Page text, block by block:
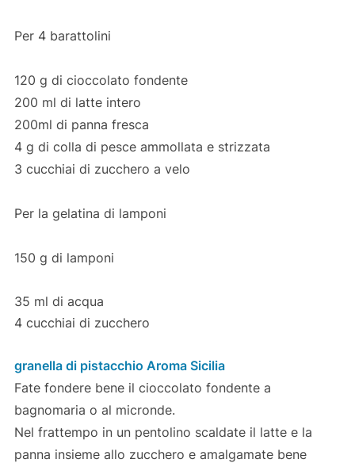
Per 4 barattolini
120 g di cioccolato fondente
200 ml di latte intero
200ml di panna fresca
4 g di colla di pesce ammollata e strizzata
3 cucchiai di zucchero a velo
Per la gelatina di lamponi
150 g di lamponi
35 ml di acqua
4 cucchiai di zucchero
granella di pistacchio Aroma Sicilia
Fate fondere bene il cioccolato fondente a
bagnomaria o al micronde.
Nel frattempo in un pentolino scaldate il latte e la
panna insieme allo zucchero e amalgamate bene